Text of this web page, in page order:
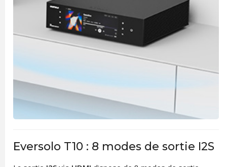
Eversolo T10 : 8 modes de sortie I2S